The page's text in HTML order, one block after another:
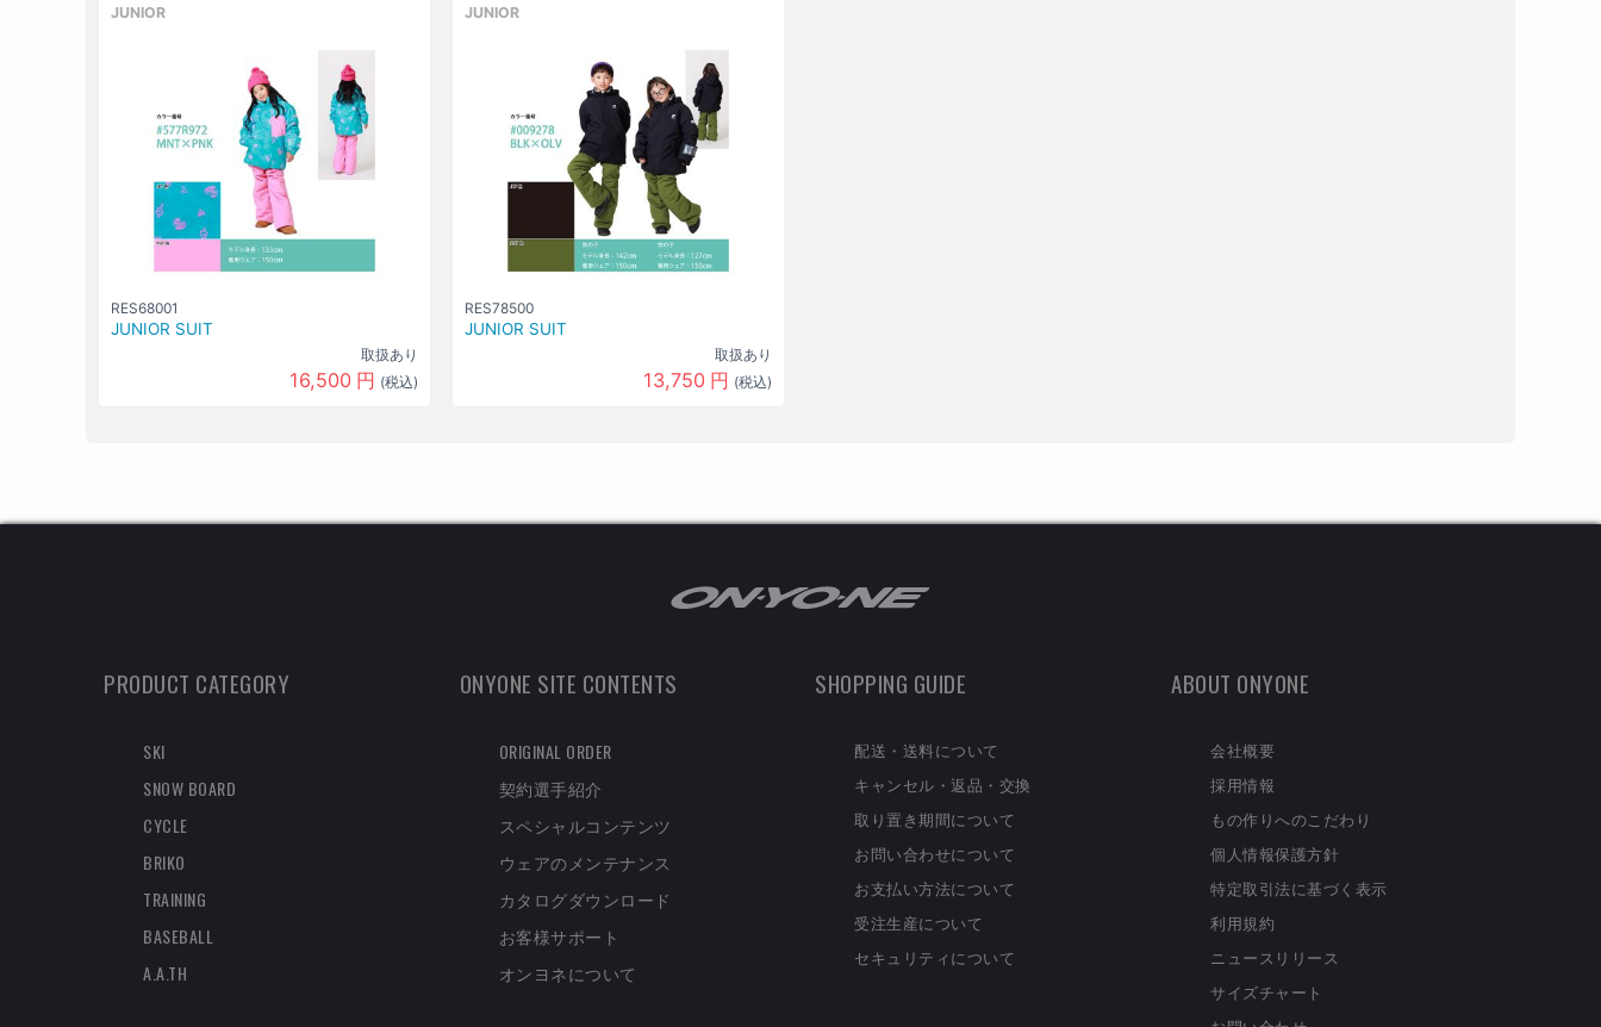
JUNIOR
RES68001
JUNIOR SUIT
取扱あり
16,500 円 (税込)
JUNIOR
RES78500
JUNIOR SUIT
取扱あり
13,750 円 (税込)
PRODUCT CATEGORY
SKI
SNOW BOARD
CYCLE
BRIKO
TRAINING
BASEBALL
A.A.TH
ONYONE SITE CONTENTS
ORIGINAL ORDER
契約選手紹介
スペシャルコンテンツ
ウェアのメンテナンス
カタログダウンロード
お客様サポート
オンヨネについて
SHOPPING GUIDE
配送・送料について
キャンセル・返品・交換
取り置き期間について
お問い合わせについて
お支払い方法について
受注生産について
セキュリティについて
ABOUT ONYONE
会社概要
採用情報
もの作りへのこだわり
個人情報保護方針
特定取引法に基づく表示
利用規約
ニュースリリース
サイズチャート